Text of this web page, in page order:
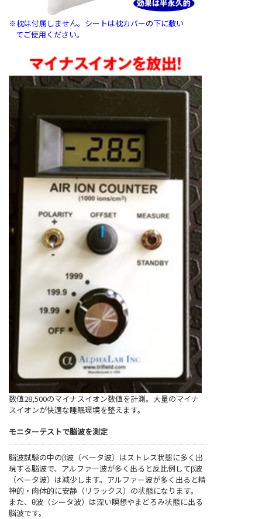
※枕は付属しません。シートは枕カバーの下に敷い
てご使用ください。
数値28,500のマイナスイオン数値を計測。大量のマイナ
スイオンが快適な睡眠環境を整えます。
モニターテストで脳波を測定
脳波試験の中のβ波（ベータ波）はストレス状態に多く出
現する脳波で、アルファー波が多く出ると反比例してβ波
（ベータ波）は減少します。アルファー波が多く出ると精
神的・肉体的に安静（リラックス）の状態になります。
また、θ波（シータ波）は深い瞑想やまどろみ状態に出る
脳波です。